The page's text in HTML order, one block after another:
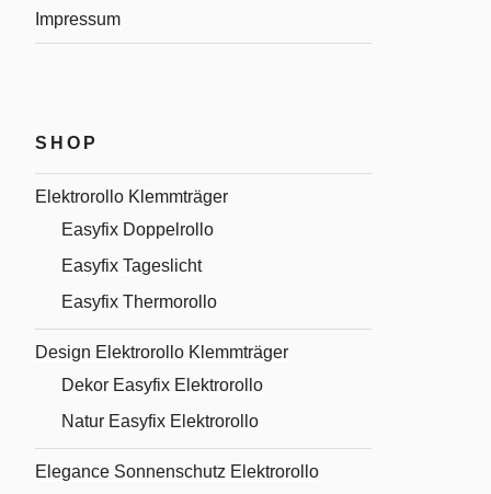
Impressum
SHOP
Elektrorollo Klemmträger
Easyfix Doppelrollo
Easyfix Tageslicht
Easyfix Thermorollo
Design Elektrorollo Klemmträger
Dekor Easyfix Elektrorollo
Natur Easyfix Elektrorollo
Elegance Sonnenschutz Elektrorollo